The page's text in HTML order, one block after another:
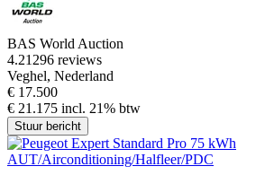
BAS World Auction
4.21296 reviews
Veghel, Nederland
€ 17.500
€ 21.175 incl. 21% btw
Stuur bericht